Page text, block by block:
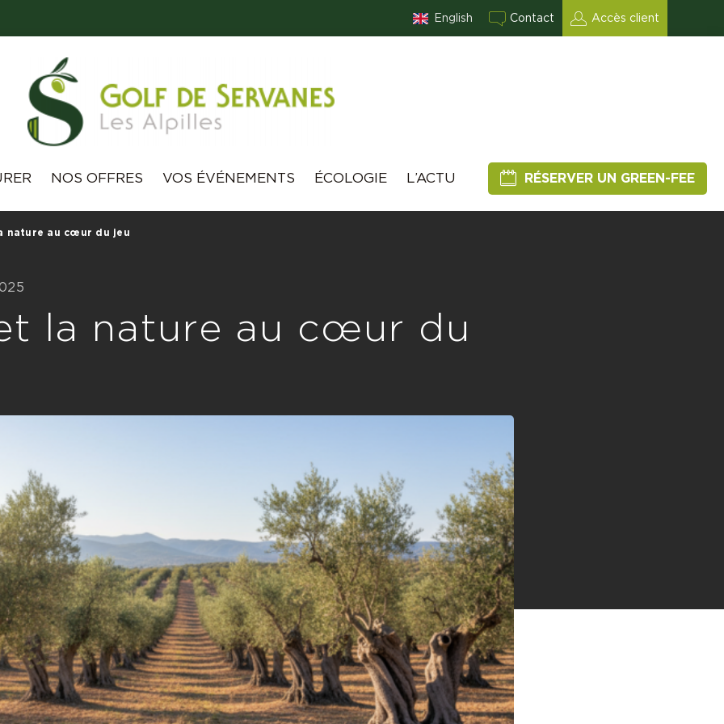
English Contact Accès client
NOS OFFRES VOS ÉVÉNEMENTS ÉCOLOGIE L’ACTU RÉSERVER UN GREEN-FEE
nature au cœur du jeu
la nature au cœur du